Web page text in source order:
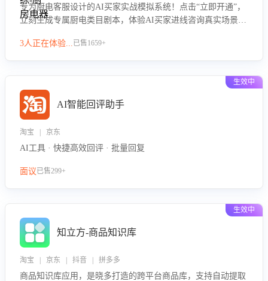
专为厨电客服设计的AI买家实战模拟系统！点击“立即开通”，
立刻生成专属厨电类目剧本，体验AI买家进线咨询真实场景训
技巧！
3人正在体验...已售1659+
生效中
AI智能回评助手
淘宝 | 京东
AI工具 · 快捷高效回评 · 批量回复
面议已售299+
生效中
知立方-商品知识库
淘宝 | 京东 | 抖音 | 拼多多
商品知识库应用，是晓多打造的跨平台商品库，支持自动提取